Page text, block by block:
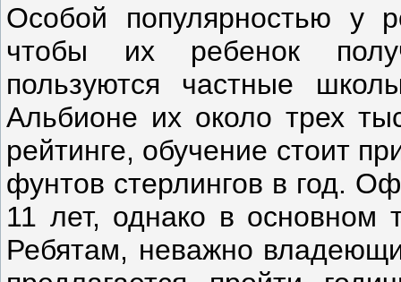
Особой популярностью у
чтобы их ребенок
пользуются частные
Альбионе их около трех
рейтинге, обучение стоит
фунтов стерлингов в год.
11 лет, однако в основном
Ребятам, неважно